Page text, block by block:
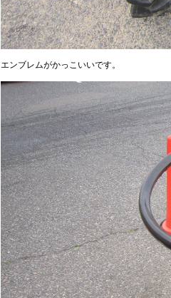
エンブレムがかっこいいです。